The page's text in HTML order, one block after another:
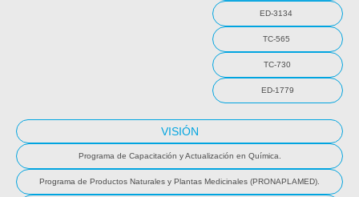
ED-3134
TC-565
TC-730
ED-1779
VISIÓN
Programa de Capacitación y Actualización en Química.
Programa de Productos Naturales y Plantas Medicinales (PRONAPLAMED).